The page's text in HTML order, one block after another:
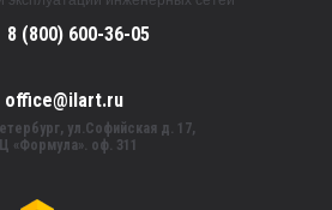
8 (800) 600-36-05
office@ilart.ru
ул.Софийская д. 17,
«Формула». оф. 311